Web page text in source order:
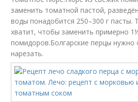
заменить томатной пастой,
воды понадобится 250–300 г пасты.
хватит, чтобы заменить примерно
помидоров.Болгарские перцы нужно
нарезать.